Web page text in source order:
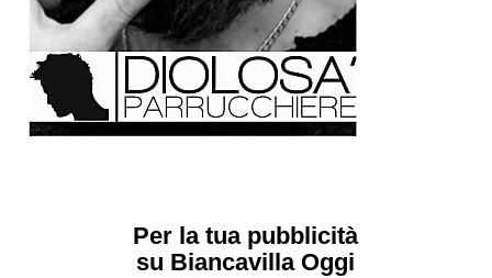
Per la tua pubblicità
su Biancavilla Oggi